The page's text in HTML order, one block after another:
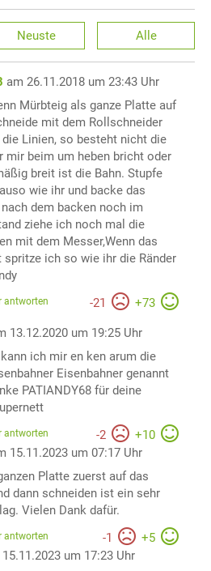
Neuste Alle
am 26.11.2018 um 23:43 Uhr
Mürbteig als ganze Platte auf
mit dem Rollschneider
Linien, so besteht nicht die
mir beim um heben bricht oder
breit ist die Bahn. Stupfe
wie ihr und backe das
dem backen noch im
ziehe ich noch mal die
mit dem Messer,Wenn das
spritze ich so wie ihr die Ränder
-21 +73
antworten
13.12.2020 um 19:25 Uhr
ich mir en ken arum die
Eisenbahner genannt
PATIANDY68 für deine
-2 +10
antworten
15.11.2023 um 07:17 Uhr
Platte zuerst auf das
dann schneiden ist ein sehr
Vielen Dank dafür.
-1 +5
antworten
um 17:23 Uhr